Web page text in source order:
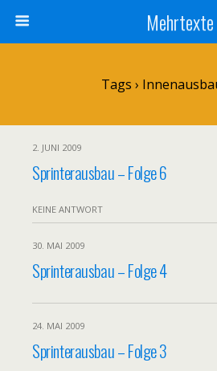
Mehrtexte
Tags ›
2. JUNI 2009
Sprinterausbau – Folge 6
KEINE ANTWORT
30. MAI 2009
Sprinterausbau – Folge 4
24. MAI 2009
Sprinterausbau – Folge 3